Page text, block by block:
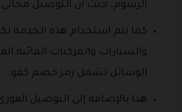
الرسوم، حيث أن التوصيل مجاني.
كما يتم استخدام هذه الخدمة
والسيارات والمركبات المائية
الوسائل تشمل رمز خصم كفو.
هذا بالإضافة إلى التوصيل